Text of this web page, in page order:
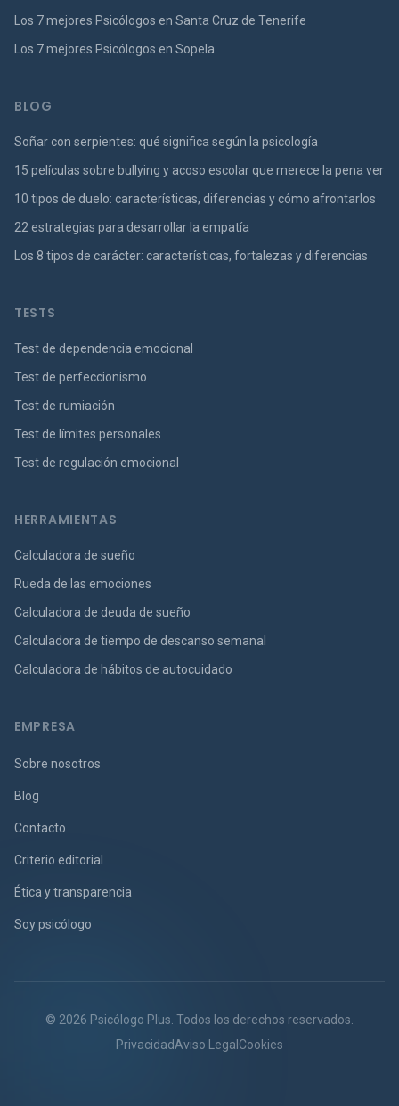
Los 7 mejores Psicólogos en Santa Cruz de Tenerife
Los 7 mejores Psicólogos en Sopela
BLOG
Soñar con serpientes: qué significa según la psicología
15 películas sobre bullying y acoso escolar que merece la pena ver
10 tipos de duelo: características, diferencias y cómo afrontarlos
22 estrategias para desarrollar la empatía
Los 8 tipos de carácter: características, fortalezas y diferencias
TESTS
Test de dependencia emocional
Test de perfeccionismo
Test de rumiación
Test de límites personales
Test de regulación emocional
HERRAMIENTAS
Calculadora de sueño
Rueda de las emociones
Calculadora de deuda de sueño
Calculadora de tiempo de descanso semanal
Calculadora de hábitos de autocuidado
EMPRESA
Sobre nosotros
Blog
Contacto
Criterio editorial
Ética y transparencia
Soy psicólogo
© 2026 Psicólogo Plus. Todos los derechos reservados.
PrivacidadAviso Legal Cookies